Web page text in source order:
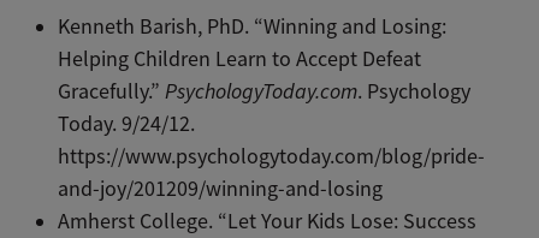
Kenneth Barish, PhD. “Winning and Losing:
Helping Children Learn to Accept Defeat
Gracefully.”PsychologyToday.com. Psychology
Today. 9/24/12.
https://www.psychologytoday.com/blog/pride-
and-joy/201209/winning-and-losing
Amherst College. “Let Your Kids Lose: Success